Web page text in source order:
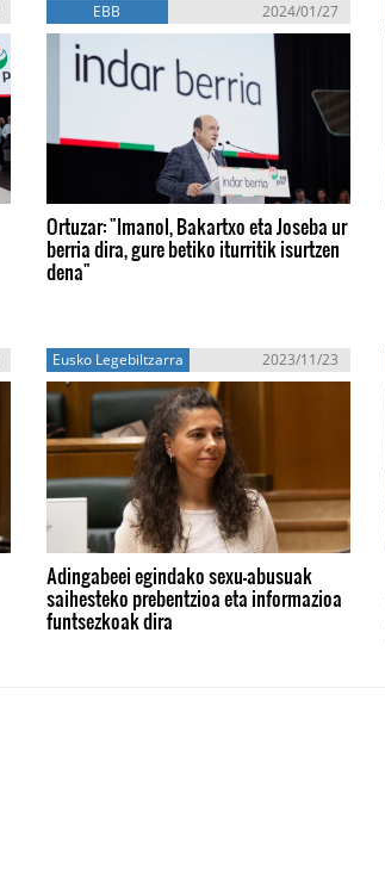
EBB 2024/01/27
Ortuzar: "Imanol, Bakartxo eta Joseba ur
berria dira, gure betiko iturritik isurtzen
dena"
Eusko Legebiltzarra 2023/11/23
Adingabeei egindako sexu-abusuak
saihesteko prebentzioa eta informazioa
funtsezkoak dira